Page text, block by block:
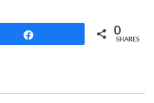
0
SHARES